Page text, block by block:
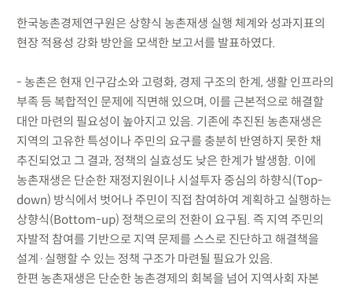
한국농촌경제연구원은 상향식 농촌재생 실행 체계와 성과지표의
현장 적용성 강화 방안을 모색한 보고서를 발표하였다.
- 농촌은 현재 인구감소와 고령화, 경제 구조의 한계, 생활 인프라의
부족 등 복합적인 문제에 직면해 있으며, 이를 근본적으로 해결할
대안 마련의 필요성이 높아지고 있음. 기존에 추진된 농촌재생은
지역의 고유한 특성이나 주민의 요구를 충분히 반영하지 못한 채
추진되었고 그 결과, 정책의 실효성도 낮은 한계가 발생함. 이에
농촌재생은 단순한 재정지원이나 시설투자 중심의 하향식(Top-
down) 방식에서 벗어나 주민이 직접 참여하여 계획하고 실행하는
상향식(Bottom-up) 정책으로의 전환이 요구됨. 즉 지역 주민의
자발적 참여를 기반으로 지역 문제를 스스로 진단하고 해결책을
설계·실행할 수 있는 정책 구조가 마련될 필요가 있음.
한편 농촌재생은 단순한 농촌경제의 회복을 넘어 지역사회 자본